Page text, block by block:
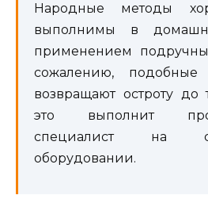
Народные методы
выполнимы в
применением
сожалению,
возвращают остроту до
это выполнит
специалист на
оборудовании.